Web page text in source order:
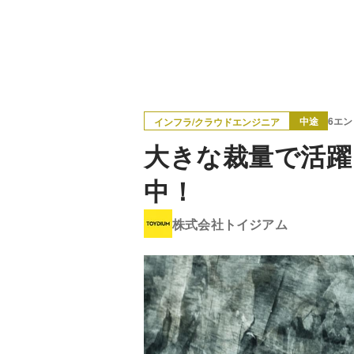
インフラ/クラウドエンジニア 中途 6エ
大きな裁量で活
中！
株式会社トイジアム